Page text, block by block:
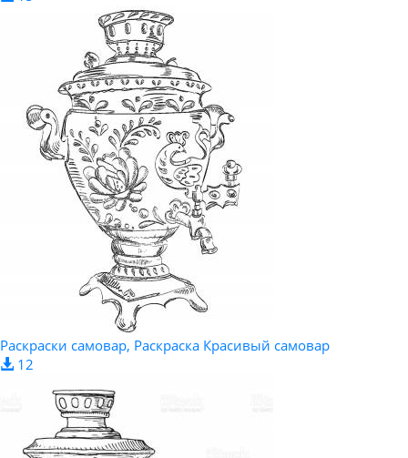
Раскраски самовар, Раскраска Красивый самовар
12